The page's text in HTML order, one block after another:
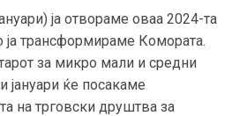
ја отвораме оваа 2024-та
ја трансформираме Комората.
за микро мали и средни
јануари ќе посакаме
на трговски друштва за